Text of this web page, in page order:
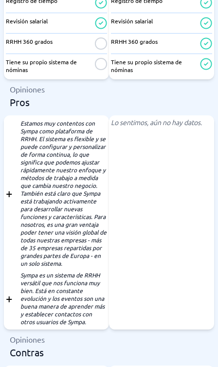
Revisión salarial
RRHH 360 grados
Tiene su propio sistema de
nóminas
Revisión salarial
RRHH 360 grados
Tiene su propio sistema de
nóminas
Opiniones
Pros
Estamos muy contentos con
Sympa como plataforma de
RRHH. El sistema es flexible y se
puede configurar y personalizar
de forma continua, lo que
significa que podemos ajustar
rápidamente nuestro enfoque y
métodos de trabajo a medida
que cambia nuestro negocio.
También está claro que Sympa
está trabajando activamente
para desarrollar nuevas
funciones y características. Para
nosotros, es una gran ventaja
poder tener una visión global de
todas nuestras empresas - más
de 35 empresas repartidas por
grandes partes de Europa - en
un solo sistema.
Sympa es un sistema de RRHH
versátil que nos funciona muy
bien. Está en constante
evolución y los eventos son una
buena manera de aprender más
y establecer contactos con
otros usuarios de Sympa.
Lo sentimos, aún no hay datos.
Opiniones
Contras